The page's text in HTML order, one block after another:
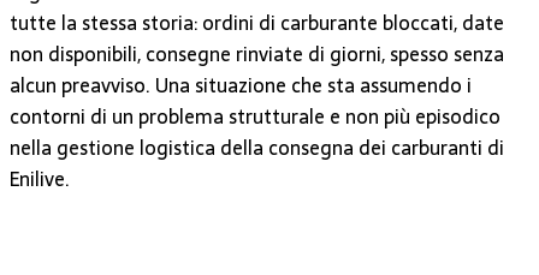
tutte la stessa storia: ordini di carburante bloccati, date
non disponibili, consegne rinviate di giorni, spesso senza
alcun preavviso. Una situazione che sta assumendo i
contorni di un problema strutturale e non più episodico
nella gestione logistica della consegna dei carburanti di
Enilive.